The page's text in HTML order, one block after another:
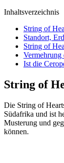
Inhaltsverzeichnis
String of
Standort,
String of
Ist die
String of
Die String of
Südafrika und ist
Musterung und
können.